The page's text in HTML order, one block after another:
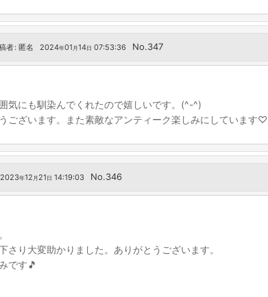
者: 匿名 2024年01 月14日 07:53:36 No.347
気にも馴染んでくれたので嬉しいです。(^-^)
ございます。また素敵なアンティーク楽しみにしています♡
2023年12 月21 日 14:19:03 No.346
り大変助かりました。ありがとうございます。
です🎵